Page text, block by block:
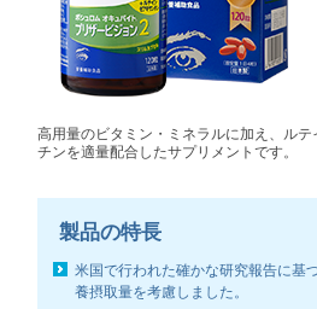
高用量のビタミン・ミネラルに加え、ル
チンを適量配合したサプリメントです。
製品の特長
米国で行われた確かな研究報告に基
養摂取量を考慮しました。